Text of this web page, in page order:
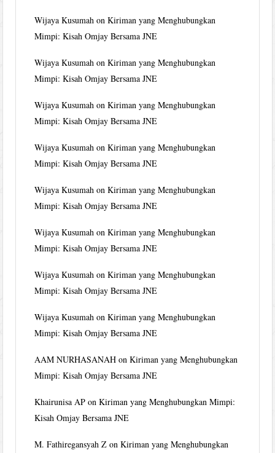
Wijaya Kusumah onKiriman yang Menghubungkan
Mimpi: Kisah Omjay Bersama JNE
Wijaya Kusumah onKiriman yang Menghubungkan
Mimpi: Kisah Omjay Bersama JNE
Wijaya Kusumah onKiriman yang Menghubungkan
Mimpi: Kisah Omjay Bersama JNE
Wijaya Kusumah onKiriman yang Menghubungkan
Mimpi: Kisah Omjay Bersama JNE
Wijaya Kusumah onKiriman yang Menghubungkan
Mimpi: Kisah Omjay Bersama JNE
Wijaya Kusumah onKiriman yang Menghubungkan
Mimpi: Kisah Omjay Bersama JNE
Wijaya Kusumah onKiriman yang Menghubungkan
Mimpi: Kisah Omjay Bersama JNE
Wijaya Kusumah onKiriman yang Menghubungkan
Mimpi: Kisah Omjay Bersama JNE
AAM NURHASANAH onKiriman yang Menghubungkan
Mimpi: Kisah Omjay Bersama JNE
Khairunisa AP onKiriman yang Menghubungkan Mimpi:
Kisah Omjay Bersama JNE
M. Fathiregansyah Z onKiriman yang Menghubungkan